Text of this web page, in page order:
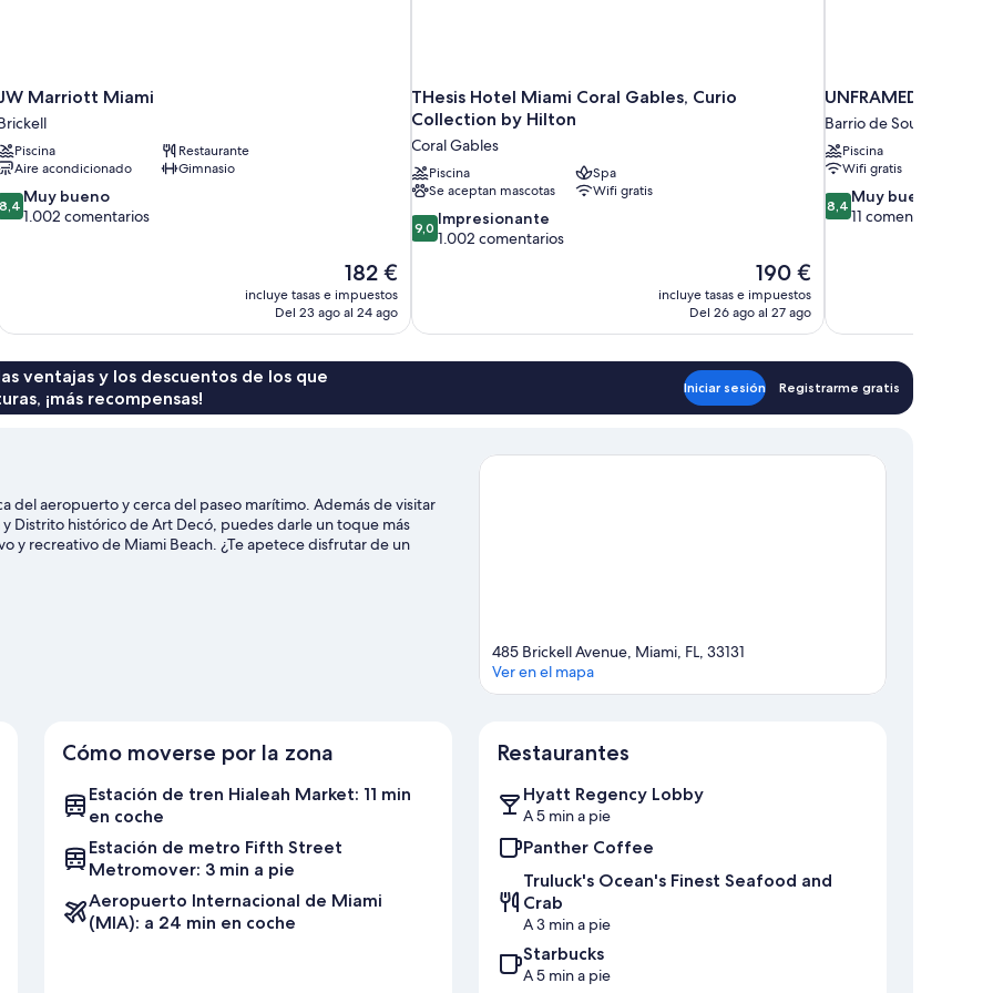
Marriott Miami
Piscina
Restaurante
Aire acondicionado
Gimnasio
8,4 Muy bueno
1.002 comentarios
El
precio
actual
182 €
182 €
incluye tasas e impuestos
Del 23 ago al 24 ago
THesis Hotel Miami Coral Gables, Curio
Collection by Hilton
Coral Gables
Piscina
Spa
Se aceptan mascotas
Wifi gratis
9.0
sobre
9,0 Impresionante
1.002 comentarios
El
precio
actual
190 €
190 €
incluye tasas e impuestos
Del 26 ago al 27 ago
UNFRAMED,
Barrio de South Beach
Piscina
Wifi gratis
8.4
sobre
8,4Muy bueno
11 comentarios
ventajas y los descuentos de los que
¡más recompensas!
Iniciar sesión Registrarme gratis
del aeropuerto y cerca del paseo marítimo. Además de visitar
Distrito histórico de Art Decó, puedes darle un toque más
y recreativo de Miami Beach. ¿Te apetece disfrutar de un
o LoanDepot Park.
485 Brickell Avenue, Miami, FL, 33131
Ver en el mapa
Cómo moverse por la zona
Estación de tren Hialeah Market: 11 min
en coche
Estación de metro Fifth Street
Metromover: 3 min a pie
Aeropuerto Internacional de Miami
(MIA): a 24 min en coche
Restaurantes
Hyatt Regency Lobby
A 5 min a pie
Panther Coffee
Truluck's Ocean's Finest Seafood and
Crab
A 3 min a pie
Starbucks
A 5 min a pie